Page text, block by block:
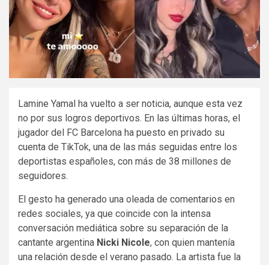
Lamine Yamal ha vuelto a ser noticia, aunque esta vez
no por sus logros deportivos. En las últimas horas, el
jugador del FC Barcelona ha puesto en privado su
cuenta de TikTok, una de las más seguidas entre los
deportistas españoles, con más de 38 millones de
seguidores.
El gesto ha generado una oleada de comentarios en
redes sociales, ya que coincide con la intensa
conversación mediática sobre su separación de la
cantante argentina Nicki Nicole, con quien mantenía
una relación desde el verano pasado. La artista fue la